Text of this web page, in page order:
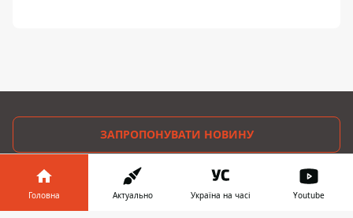
ЗАПРОПОНУВАТИ НОВИНУ
Головна
Про проєкт
Головна Актуально Україна на часі Youtube